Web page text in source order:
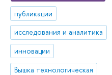
публикации
исследования и аналитика
инновации
Вышка технологическая